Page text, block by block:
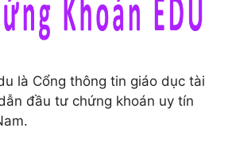
là Cổng thông tin giáo dục tài
đầu tư chứng khoán uy tín